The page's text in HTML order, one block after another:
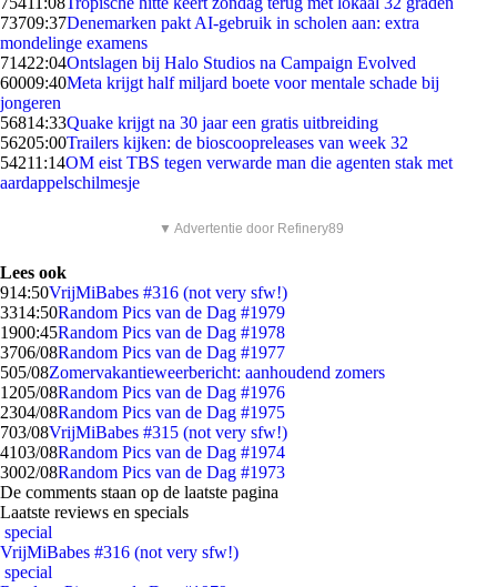
73709:37Denemarken pakt AI-gebruik in scholen aan: extra
mondelinge examens
71422:04Ontslagen bij Halo Studios na Campaign Evolved
60009:40Meta krijgt half miljard boete voor mentale schade bij
jongeren
56814:33Quake krijgt na 30 jaar een gratis uitbreiding
56205:00Trailers kijken: de bioscoopreleases van week 32
54211:14OM eist TBS tegen verwarde man die agenten stak met
aardappelschilmesje
▼ Advertentie door Refinery89
Lees ook
914:50VrijMiBabes #316 (not very sfw!)
3314:50Random Pics van de Dag #1979
1900:45Random Pics van de Dag #1978
3706/08Random Pics van de Dag #1977
505/08Zomervakantieweerbericht: aanhoudend zomers
1205/08Random Pics van de Dag #1976
2304/08Random Pics van de Dag #1975
703/08VrijMiBabes #315 (not very sfw!)
4103/08Random Pics van de Dag #1974
3002/08Random Pics van de Dag #1973
De comments staan op de laatste pagina
Laatste reviews en specials
special
VrijMiBabes #316 (not very sfw!)
special